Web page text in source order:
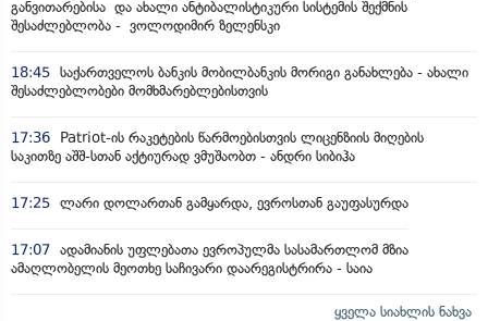
განვითარებისა და ახალი ანტიბალისტიკური სისტემის შექმნის
შესაძლებლობა - ვოლოდიმირ ზელენსკი
18:45 საქართველოს ბანკის მობილბანკის მორიგი განახლება - ახალი
შესაძლებლობები მომხმარებლებისთვის
17:36
Patriot-ის რაკეტების წარმოებისთვის ლიცენზიის მიღების
საკითზე აშშ-სთან აქტიურად ვმუშაობთ - ანდრი სიბიჰა
17:25 ლარი დოლართან გამყარდა, ევროსთან გაუფასურდა
17:07 ადამიანის უფლებათა ევროპულმა სასამართლომ მზია
ამაღლობელის მეოთხე საჩივარი დაარეგისტრირა - საია
ყველა სიახლის ნახვა